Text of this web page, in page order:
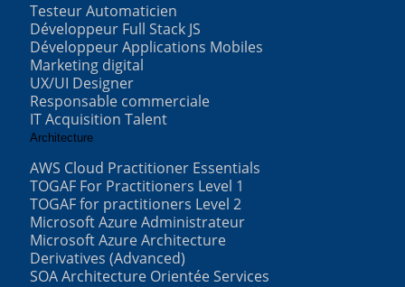
Testeur Automaticien
Développeur Full Stack JS
Développeur Applications Mobiles
Marketing digital
UX/UI Designer
Responsable commerciale
IT Acquisition Talent
Architecture
AWS Cloud Practitioner Essentials
TOGAF For Practitioners Level 1
TOGAF for practitioners Level 2
Microsoft Azure Administrateur
Microsoft Azure Architecture
Derivatives (Advanced)
SOA Architecture Orientée Services